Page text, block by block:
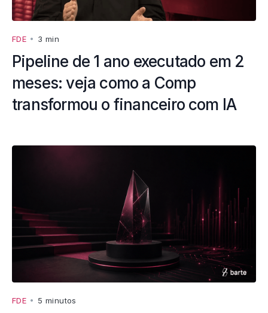
FDE • 3 min
Pipeline de 1 ano executado em 2
meses: veja como a Comp
transformou o financeiro com IA
FDE • 5 minutos